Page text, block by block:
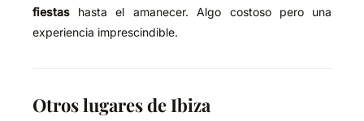
fiestashasta el amanecer. Algo costoso pero una
experiencia imprescindible.
Otros lugares de Ibiza